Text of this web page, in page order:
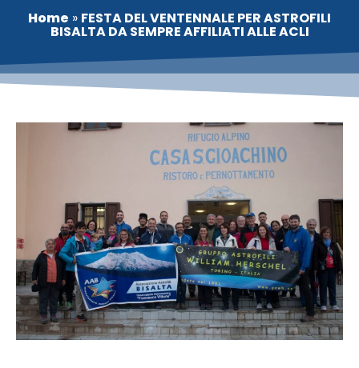
Home » FESTA DEL VENTENNALE PER ASTROFILI
BISALTA DA SEMPRE AFFILIATI ALLE ACLI